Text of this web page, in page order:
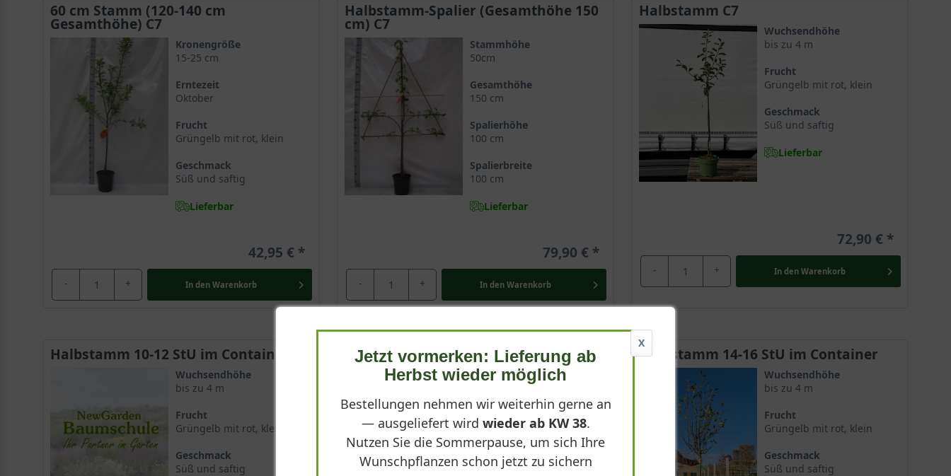
60 cm Stamm (120-140 cm
Gesamthöhe) C7
Kronengröße
15-25 cm
Erntezeit
Oktober
Frucht
Grüngelb mit rot, klein
Geschmack
Süß und saftig
Lieferbar
42,95 €
- + In den Warenkorb
Halbstamm-Spalier (Gesamthöhe 150
cm) C7
Stammhöhe
50cm
Gesamthöhe
150 cm
Spalierhöhe
100 cm
Spalierbreite
100 cm
Lieferbar
79,90 €
- + In den Warenkorb
Halbstamm C7
Wuchsendhöhe
bis zu 4 m
Frucht
Grüngelb mit rot, klein
Geschmack
Süß und saftig
Lieferbar
72,90 €
- + In den Warenkorb
Halbstamm 10-12 StU im Container
Wuchsendhöhe
bis zu 4 m
Frucht
Grüngelb mit rot, klein
Geschmack
Süß und saftig
Halbstamm 12-14 StU im Container
Wuchsendhöhe
Frucht
Grüngelb mit rot, klein
Geschmack
Süß und saftig
Halbstamm 14-16 StU im Container
Wuchsendhöhe
bis zu 4 m
Frucht
Grüngelb mit rot, klein
Geschmack
Süß und saftig
X
Jetzt vormerken: Lieferung ab
Herbst wieder möglich
Bestellungen nehmen wir weiterhin gerne an
— ausgeliefert wird wieder ab KW 38.
Nutzen Sie die Sommerpause, um sich Ihre
Wunschpflanzen schon jetzt zu sichern